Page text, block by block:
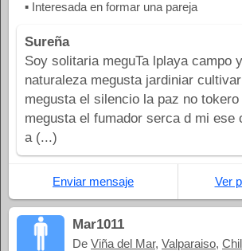
▪ Interesada en formar una pareja
Sureña
Soy solitaria meguTa lplaya campo
naturaleza megusta jardiniar
megusta el silencio la paz no
megusta el fumador serca d mi ese
a (...)
Enviar mensaje Ver
Mar1011
De Viña del Mar, Valparaiso,